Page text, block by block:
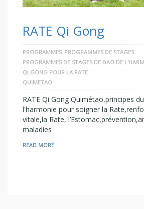
RATE Qi Gong
PROGRAMMES PROGRAMMES DE STAGES
PROGRAMMES DE STAGES DE DAO DE
QI GONG POUR LA RATE
QUIMETAO
RATE Qi Gong Quimétao,principes
l'harmonie pour soigner la
vitale,la Rate,
maladies
READ MORE